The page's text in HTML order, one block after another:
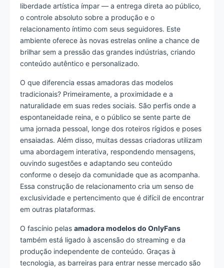
liberdade artística ímpar — a entrega direta ao público,
o controle absoluto sobre a produção e o
relacionamento íntimo com seus seguidores. Este
ambiente oferece às novas estrelas online a chance de
brilhar sem a pressão das grandes indústrias, criando
conteúdo autêntico e personalizado.
O que diferencia essas amadoras das modelos
tradicionais? Primeiramente, a proximidade e a
naturalidade em suas redes sociais. São perfis onde a
espontaneidade reina, e o público se sente parte de
uma jornada pessoal, longe dos roteiros rígidos e poses
ensaiadas. Além disso, muitas dessas criadoras utilizam
uma abordagem interativa, respondendo mensagens,
ouvindo sugestões e adaptando seu conteúdo
conforme o desejo da comunidade que as acompanha.
Essa construção de relacionamento cria um senso de
exclusividade e pertencimento que é difícil de encontrar
em outras plataformas.
O fascínio pelas amadora modelos do OnlyFans
também está ligado à ascensão do streaming e da
produção independente de conteúdo. Graças à
tecnologia, as barreiras para entrar nesse mercado são